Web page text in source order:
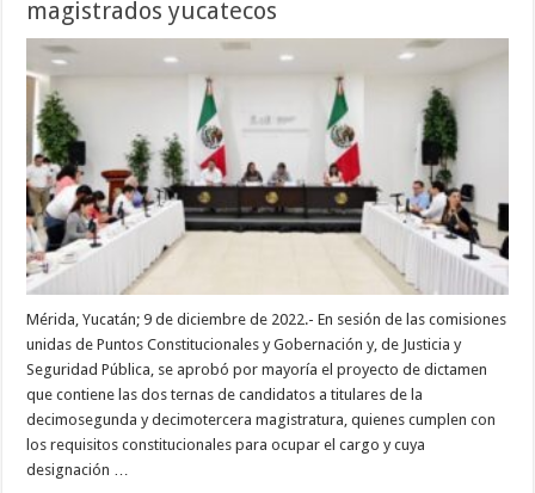
magistrados yucatecos
Mérida, Yucatán; 9 de diciembre de 2022.- En sesión de las comisiones
unidas de Puntos Constitucionales y Gobernación y, de Justicia y
Seguridad Pública, se aprobó por mayoría el proyecto de dictamen
que contiene las dos ternas de candidatos a titulares de la
decimosegunda y decimotercera magistratura, quienes cumplen con
los requisitos constitucionales para ocupar el cargo y cuya
designación …